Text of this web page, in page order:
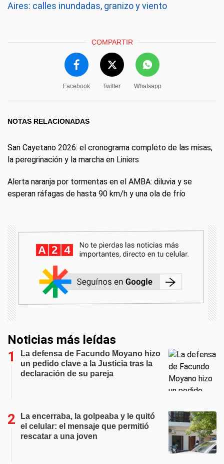
Aires: calles inundadas, granizo y viento
COMPARTIR
Facebook Twitter Whatsapp
NOTAS RELACIONADAS
San Cayetano 2026: el cronograma completo de las misas,
la peregrinación y la marcha en Liniers
Alerta naranja por tormentas en el AMBA: diluvia y se
esperan ráfagas de hasta 90 km/h y una ola de frío
Noticias más leídas
La defensa de Facundo Moyano hizo
un pedido clave a la Justicia tras la
declaración de su pareja
La encerraba, la golpeaba y le quitó
el celular: el mensaje que permitió
rescatar a una joven